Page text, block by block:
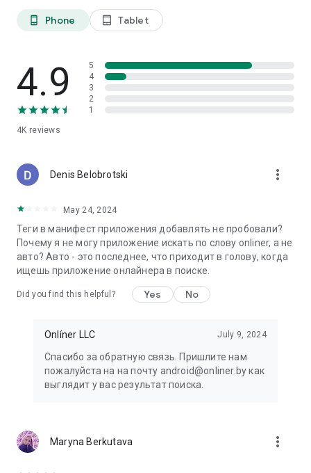
phone_android Phone tablet_android Tablet
4.9
4K reviews
5
4
3
2
1
Denis Belobrotski more_vert
May 24, 2024
Теги в манифест приложения добавлять не пробовали?
Почему я не могу приложение искать по слову onliner, а не
авто? Авто - это последнее, что приходит в голову, когда
ищешь приложение онлайнера в поиске.
Did you find this helpful? Yes No
Onlíner LLC July 9, 2024
Спасибо за обратную связь. Пришлите нам
пожалуйста на на почту android@onliner.by как
выглядит у вас результат поиска.
Maryna Berkutava more_vert